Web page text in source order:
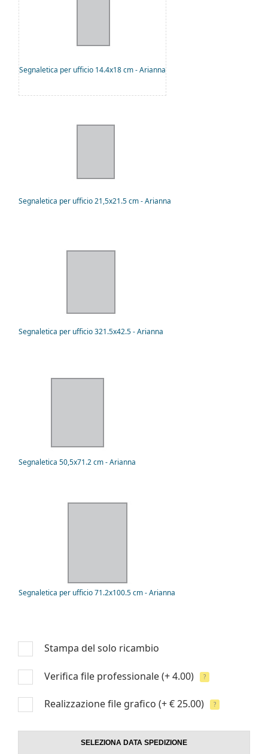
Segnaletica per ufficio 14.4x18 cm - Arianna
Segnaletica per ufficio 21,5x21.5 cm - Arianna
Segnaletica per ufficio 321.5x42.5 - Arianna
Segnaletica 50,5x71.2 cm - Arianna
Segnaletica per ufficio 71.2x100.5 cm - Arianna
Stampa del solo ricambio
Verifica file professionale(+ 4.00) ?
Realizzazione file grafico (+ € 25.00) ?
SELEZIONA DATA SPEDIZIONE